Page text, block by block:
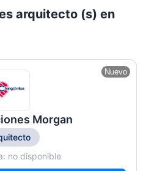
arquitecto (s) en
Nuevo
Morgan
no disponible